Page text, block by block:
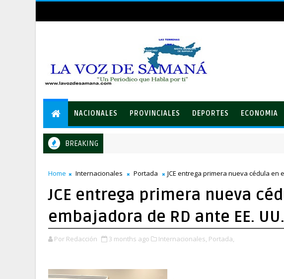
NACIONALES PROVINCIALES DEPORTES ECONOMIA
BREAKING
Home Internacionales Portada JCE entrega primera nueva cédula en
JCE entrega primera nueva
embajadora de RD ante EE. UU.
Por Redacción 3 months ago Internacionales, Portada,